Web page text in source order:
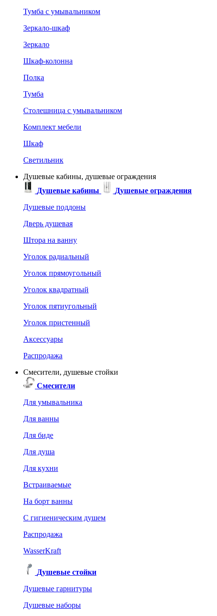
Тумба с умывальником
Зеркало-шкаф
Зеркало
Шкаф-колонна
Полка
Тумба
Столешница с умывальником
Комплект мебели
Шкаф
Светильник
Душевые кабины, душевые ограждения
Душевые кабины
Душевые ограждения
Душевые поддоны
Дверь душевая
Штора на ванну
Уголок радиальный
Уголок прямоугольный
Уголок квадратный
Уголок пятиугольный
Уголок пристенный
Аксессуары
Распродажа
Смесители, душевые стойки
Смесители
Для умывальника
Для ванны
Для биде
Для душа
Для кухни
Встраиваемые
На борт ванны
C гигиеническим душем
Распродажа
WasserKraft
Душевые стойки
Душевые гарнитуры
Душевые наборы